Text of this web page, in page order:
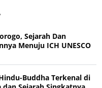
Sejarah Dan
Menuju ICH UNESCO
Buddha Terkenal di